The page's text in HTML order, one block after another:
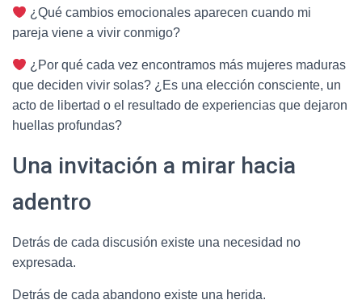
¿Qué cambios emocionales aparecen cuando mi
pareja viene a vivir conmigo?
¿Por qué cada vez encontramos más mujeres maduras
que deciden vivir solas? ¿Es una elección consciente, un
acto de libertad o el resultado de experiencias que dejaron
huellas profundas?
Una invitación a mirar hacia
adentro
Detrás de cada discusión existe una necesidad no
expresada.
Detrás de cada abandono existe una herida.